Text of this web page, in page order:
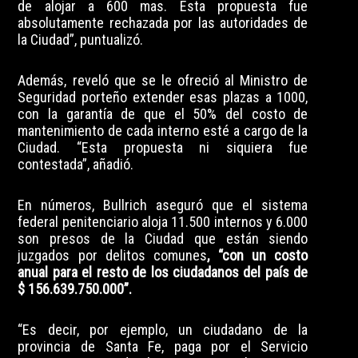
de alojar a 600 mas. Esta propuesta fue
absolutamente rechazada por las autoridades de
la Ciudad”, puntualizó.
Además, reveló que se le ofreció al Ministro de
Seguridad porteño extender esas plazas a 1000,
con la garantía de que el 50% del costo de
mantenimiento de cada interno esté a cargo de la
Ciudad. “Esta propuesta ni siquiera fue
contestada”, añadió.
En números, Bullrich aseguró que el sistema
federal penitenciario aloja 11.500 internos y 6.000
son presos de la Ciudad que están siendo
juzgados por delitos comunes, “con un costo
anual para el resto de los ciudadanos del país de
$ 156.639.750.000”.
“Es decir, por ejemplo, un ciudadano de la
provincia de Santa Fe, paga por el Servicio